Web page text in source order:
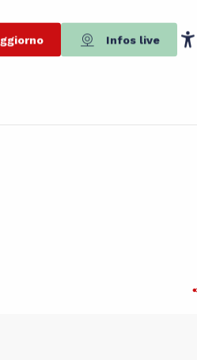
Infos live